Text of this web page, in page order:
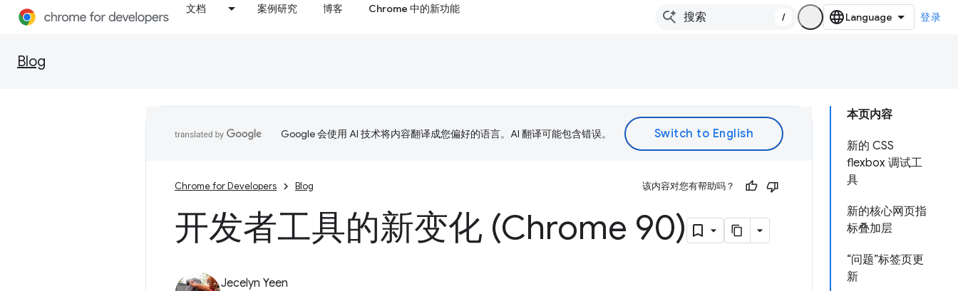
文档 案例研究 博客 Chrome 中的新功能
/ 登录
Blog
本页内容
新的 CSS
flexbox 调试工
具
新的核心网页指
标叠加层
“问题”标签页更
新
Google 会使用 AI 技术将内容翻译成您偏好的语言。AI 翻译可能包含错误。
Chrome for Developers Blog 该内容对您有帮助吗？
开发者工具的新变化 (Chrome 90)
Jecelyn Yeen